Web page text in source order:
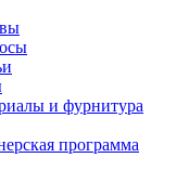
и фурнитура
программа